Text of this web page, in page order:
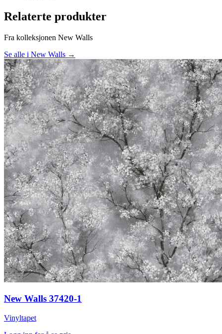
Relaterte produkter
Fra kolleksjonen New Walls
Se alle i New Walls →
New Walls 37420-1
Vinyltapet